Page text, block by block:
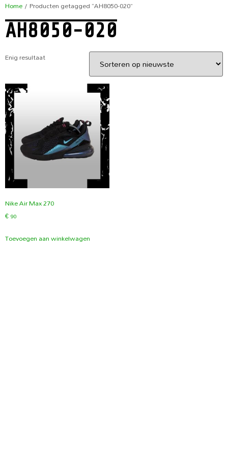
Home/ Producten getagged “AH8050-020”
AH8050-020
Enig resultaat
Nike Air Max 270
€90
Toevoegen aan winkelwagen